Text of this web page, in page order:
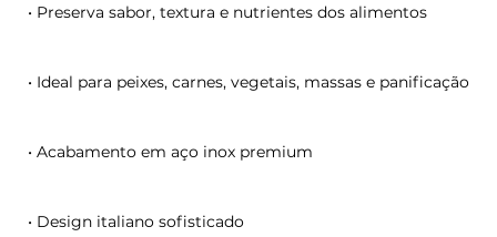
• Preserva sabor, textura e nutrientes dos alimentos
• Ideal para peixes, carnes, vegetais, massas e panificação
• Acabamento em aço inox premium
• Design italiano sofisticado